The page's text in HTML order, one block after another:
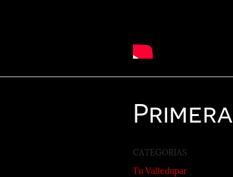
Primera
CATEGORIAS
Tu Valledupar